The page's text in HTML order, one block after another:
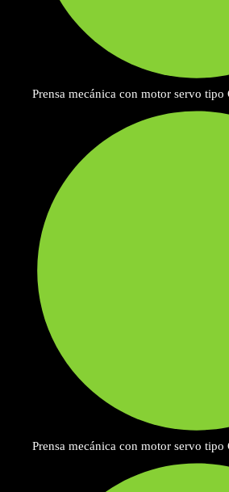
Prensa mecánica con motor servo
Prensa mecánica con motor servo tipo